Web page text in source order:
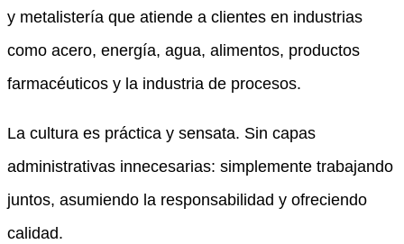
y metalistería que atiende a clientes en industrias
como acero, energía, agua, alimentos, productos
farmacéuticos y la industria de procesos.
La cultura es práctica y sensata. Sin capas
administrativas innecesarias: simplemente trabajando
juntos, asumiendo la responsabilidad y ofreciendo
calidad.